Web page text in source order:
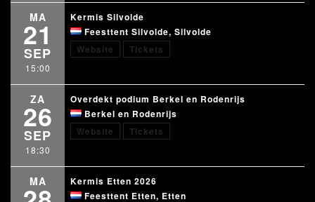
MA
21
SEP
15:00
Kermis Silvolde
Feesttent Silvolde, Silvolde
Website
Tickets
ZA
26
SEP
18:30
Overdekt podium Berkel en Rodenrijs
Berkel en Rodenrijs
Website
Tickets
MA
Kermis Etten 2026
Feesttent Etten, Etten